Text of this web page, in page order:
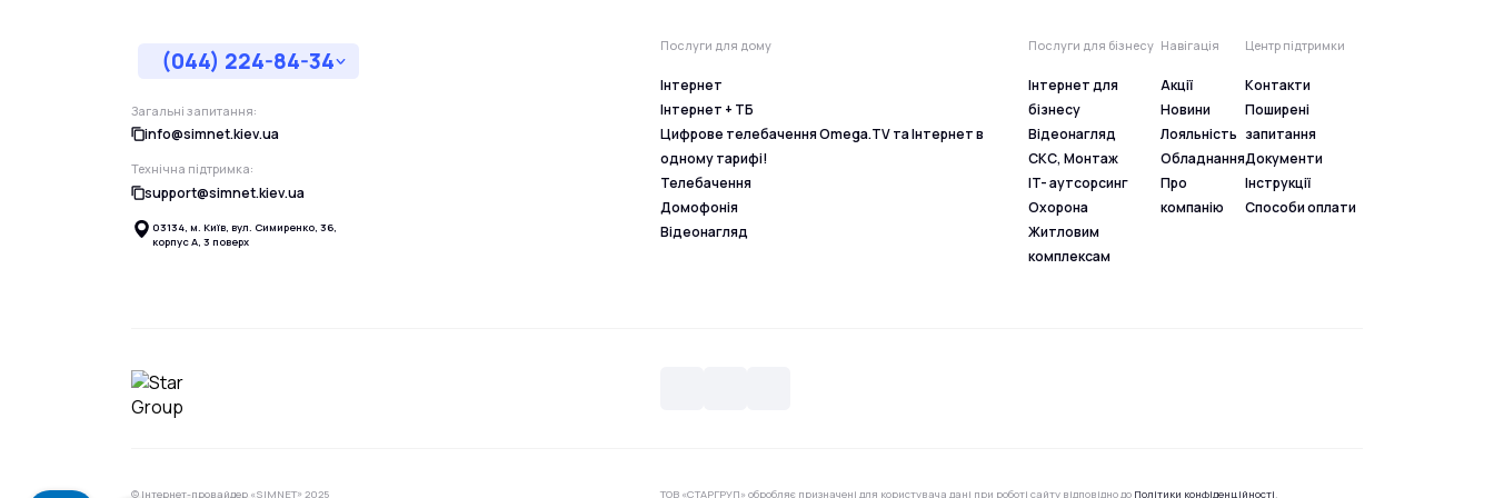
(044) 224-84-34
Загальні запитання:
info@simnet.kiev.ua
Технічна підтримка:
support@simnet.kiev.ua
03134, м. Київ, вул. Симиренко, 36,
корпус А, 3 поверх
Послуги для дому
Інтернет
Інтернет + ТБ
Цифрове телебачення Omega.TV та Інтернет в
одному тарифі!
Телебачення
Домофонія
Відеонагляд
Послуги для бізнесу
Інтернет для
бізнесу
Відеонагляд
СКС, Монтаж
IT- аутсорсинг
Охорона
Житловим
комплексам
Навігація
Акції
Новини
Лояльність
Обладнання
Про
компанію
Центр підтримки
Контакти
Поширені
запитання
Документи
Інструкції
Способи оплати
© Інтернет-провайдер «SIMNET» 2025 ТОВ «СТАРГРУП» обробляє призначені для користувача дані при роботі сайту відповідно до Політики конфіденційності.